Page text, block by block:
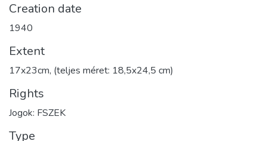
Creation date
1940
Extent
17x23cm, (teljes méret: 18,5x24,5 cm)
Rights
Jogok: FSZEK
Type